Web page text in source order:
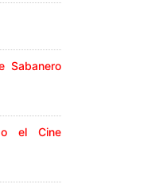
Sabanero
el Cine